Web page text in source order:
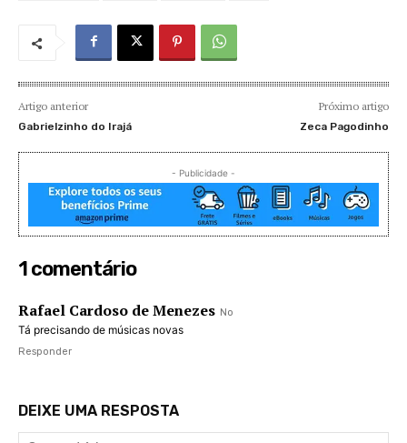
Artigo anterior
Gabrielzinho do Irajá
Próximo artigo
Zeca Pagodinho
- Publicidade -
1 comentário
Rafael Cardoso de Menezes No
Tá precisando de músicas novas
Responder
DEIXE UMA RESPOSTA